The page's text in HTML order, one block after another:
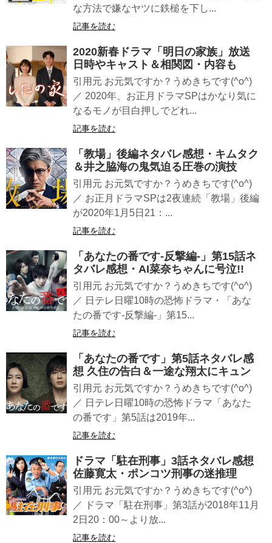
な方法で嫌なヤツに鉄槌を下し...
記事を読む
2020新春ドラマ「明日の家族」放送
日時やキャスト＆相関図・内容も
引用元 お元気ですか？うめきちです(^o^)
／ 2020年、お正月ドラマSPはかなり気に
なるモノが目白押しでどれ...
記事を読む
「教場」後編ネタバレ感想・キムタク
＆井之脇海の鬼気迫る圧巻の演技
引用元 お元気ですか？うめきちです(^o^)
／ お正月ドラマSPは2夜連続「教場」後編
が2020年1月5日21：...
記事を読む
「あなたの番です-反撃編-」第15話ネ
タバレ感想・AI菜奈ちゃんに号泣!!
引用元 お元気ですか？うめきちです(^o^)
／ 日テレ日曜10時の恐怖ドラマ・「あな
たの番です-反撃編-」第15...
記事を読む
「あなたの番です」第5話ネタバレ感
想 久住の告白＆一途な翔太にキュン
引用元 お元気ですか？うめきちです(^o^)
／ 日テレ日曜10時の恐怖ドラマ「あなた
の番です」第5話は2019年...
記事を読む
ドラマ「駐在刑事」3話ネタバレ感想
佐藤寛太・ポンコツ刑事の迷推理
引用元 お元気ですか？うめきちです(^o^)
／ ドラマ「駐在刑事」第3話が2018年11月
2日20：00～より放...
記事を読む